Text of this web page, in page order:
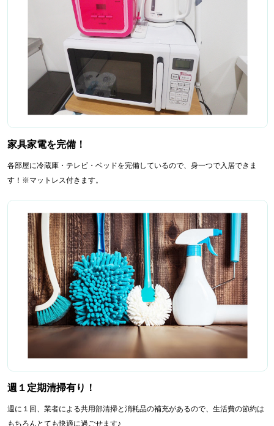
家具家電を完備！
各部屋に冷蔵庫・テレビ・ベッドを完備しているので、身一つで入居できま
す！※マットレス付きます。
週１定期清掃有り！
週に１回、業者による共用部清掃と消耗品の補充があるので、生活費の節約は
もちろんとても快適に過ごせます♪